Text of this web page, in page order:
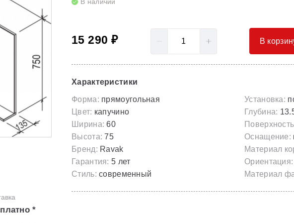
Полотенцесушители
Гидромассаж для ванны
LoveStory II
NewDay
Rosa I
Опорные
Панели для ванн
Серия Solar
Серия Spring
Скрытые части
Смесители с
Смесители
*
15 290 ₽ В
Характеристики
Форма: прямоугольная
Цвет: капучино
Ширина: 60
Высота: 75
Бренд: Ravak
Гарантия: 5 лет
Стиль: современный
Установка:
Глубина:
Оснащение:
Материал
Ориентация:
Материал